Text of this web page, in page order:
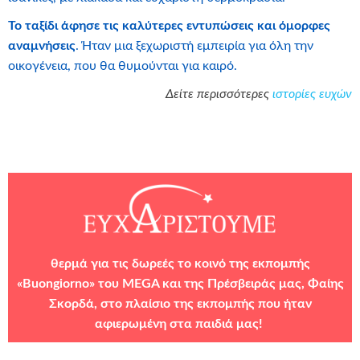
Το ταξίδι άφησε τις καλύτερες εντυπώσεις και όμορφες
αναμνήσεις. Ήταν μια ξεχωριστή εμπειρία για όλη την
οικογένεια, που θα θυμούνται για καιρό.
Δείτε περισσότερες ιστορίες ευχών
θερμά για τις δωρεές το κοινό της εκπομπής
«Buongiorno» του MEGAκαι της Πρέσβειράς μας, Φαίης
Σκορδά, στο πλαίσιο της εκπομπής που ήταν
αφιερωμένη στα παιδιά μας!